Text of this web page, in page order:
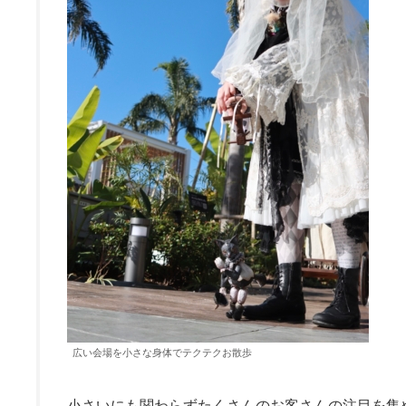
広い会場を小さな身体でテクテクお散歩